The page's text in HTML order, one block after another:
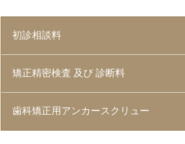
初診相談料
矯正精密検査 及び 診断料
歯科矯正用アンカースクリュー